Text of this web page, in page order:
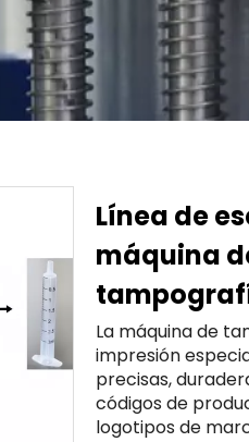
Línea de
máquina
La máquina de
impresión
precisas,
códigos de
logotipos de